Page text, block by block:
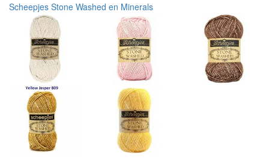
Scheepjes Stone Washed en Minerals